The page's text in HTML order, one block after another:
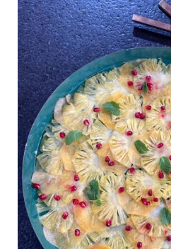
Cru,Desserts,DETOX !,
Grenade,HIVER,kaki,
byLaurent Mariotte 0